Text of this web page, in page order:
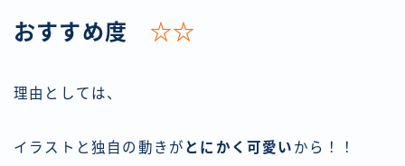
おすすめ度 ☆☆
理由としては、
イラストと独自の動きが とにかく可愛い から！！